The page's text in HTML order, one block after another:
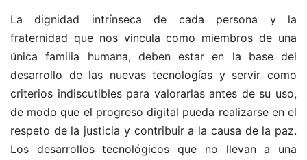
La dignidad intrínseca de cada persona y la
fraternidad que nos vincula como miembros de una
única familia humana, deben estar en la base del
desarrollo de las nuevas tecnologías y servir como
criterios indiscutibles para valorarlas antes de su uso,
de modo que el progreso digital pueda realizarse en el
respeto de la justicia y contribuir a la causa de la paz.
Los desarrollos tecnológicos que no llevan a una